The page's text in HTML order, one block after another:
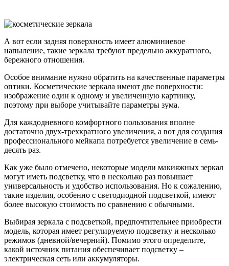
А вот если задняя поверхность имеет алюминиевое
напыление, такие зеркала требуют предельно аккуратного,
бережного отношения.
Особое внимание нужно обратить на качественные параметры
оптики. Косметические зеркала имеют две поверхности:
изображение один к одному и увеличенную картинку,
поэтому при выборе учитывайте параметры зума.
Для каждодневного комфортного пользования вполне
достаточно двух-трехкратного увеличения, а вот для создания
профессионального мейкапа потребуется увеличение в семь-
десять раз.
Как уже было отмечено, некоторые модели макияжных зеркал
могут иметь подсветку, что в несколько раз повышает
универсальность и удобство использования. Но к сожалению,
такие изделия, особенно с светодиодной подсветкой, имеют
более высокую стоимость по сравнению с обычными.
Выбирая зеркала с подсветкой, предпочтительнее приобрести
модель, которая имеет регулируемую подсветку и несколько
режимов (дневной/вечерний). Помимо этого определите,
какой источник питания обеспечивает подсветку –
электрическая сеть или аккумуляторы.